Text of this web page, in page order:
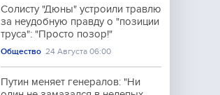
Солисту "Дюны" устроили травлю
за неудобную правду о "позиции
труса": "Просто позор!"
Общество 24 Августа 06:00
Путин меняет генералов: "Ни